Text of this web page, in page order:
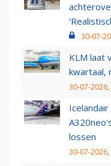
30-07-
KLM laat
kwartaal,
30-07-2026,
lossen
30-07-2026,